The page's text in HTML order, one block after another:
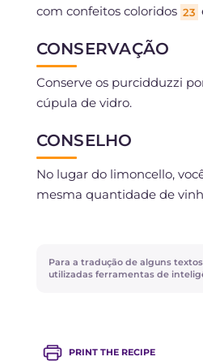
com confeitos coloridos 23
CONSERVAÇÃO
Conserve os purcidduzzi
cúpula de vidro.
CONSELHO
No lugar do limoncello,
mesma quantidade de
Experimente a receita dos
Para a tradução de alguns
utilizadas ferramentas de
PRINT THE RECIPE